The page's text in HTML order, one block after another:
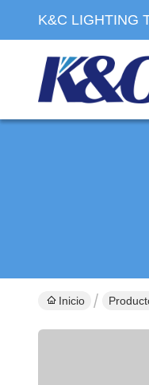
K&C LIGHTING
Inicio